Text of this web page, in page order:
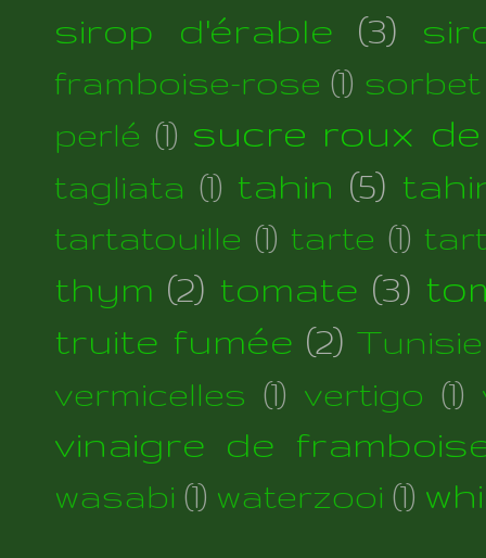
sirop d'érable
(3)
framboise-rose (1)
perlé (1) sucre roux
tagliata (1) tahin (5)
tartatouille (1) tarte (1)
thym (2) tomate (3)
truite fumée (2) Tunisie
vermicelles (1) vertigo (1)
vinaigre de
wasabi (1) waterzooi (1)